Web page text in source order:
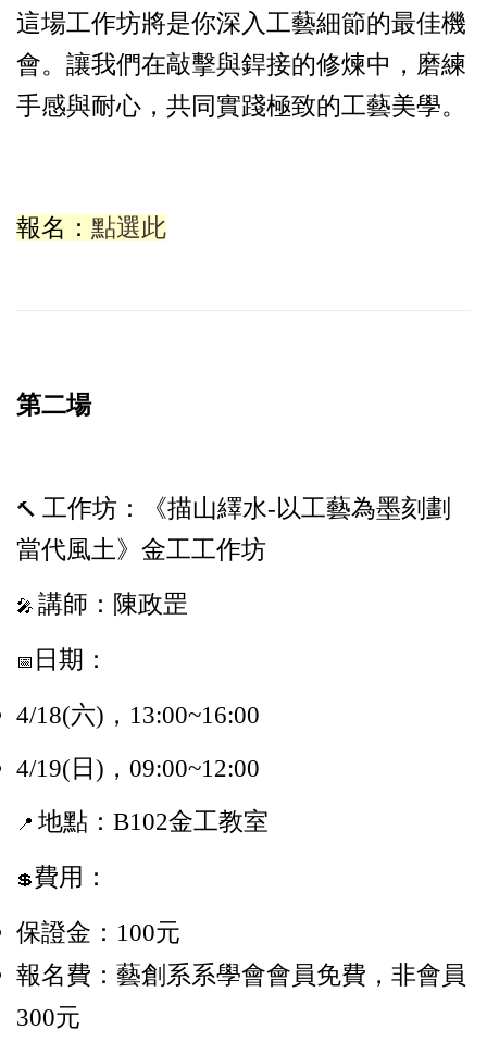
這場工作坊將是你深入工藝細節的最佳機
會。讓我們在敲擊與銲接的修煉中，磨練
手感與耐心，共同實踐極致的工藝美學。
報名： 點選此
第二場
🔨 工作坊：
《描山繹水-以工藝為墨刻劃
當代風土》金工工作坊
🎤 講師：陳政罡
📅 日期：
4/18(六)，13:00~16:00
4/19(日)，09:00~12:00
📍 地點：B102金工教室
💲費用：
保證金：100元
報名費：藝創系系學會會員免費，非會員
300元